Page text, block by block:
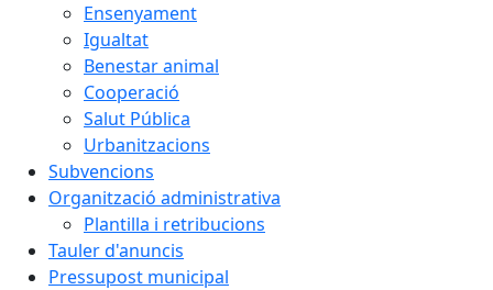
Ensenyament
Igualtat
Benestar animal
Cooperació
Salut Pública
Urbanitzacions
Subvencions
Organització administrativa
Plantilla i retribucions
Tauler d'anuncis
Pressupost municipal